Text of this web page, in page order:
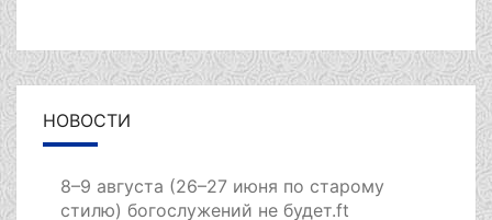
НОВОСТИ
8–9 августа (26–27 июня по старому
стилю) богослужений не будет.ft